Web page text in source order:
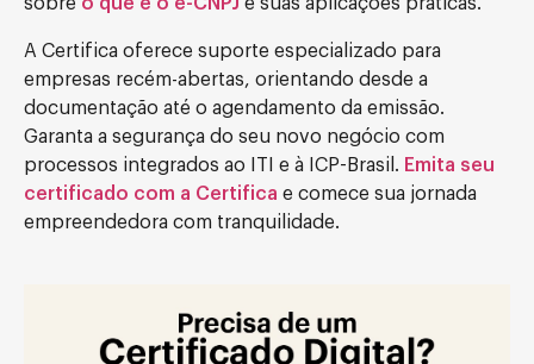
A Certifica oferece suporte especializado para
empresas recém-abertas, orientando desde a
documentação até o agendamento da emissão.
Garanta a segurança do seu novo negócio com
processos integrados ao ITI e à ICP-Brasil. Emita seu
certificado com a Certifica e comece sua jornada
empreendedora com tranquilidade.